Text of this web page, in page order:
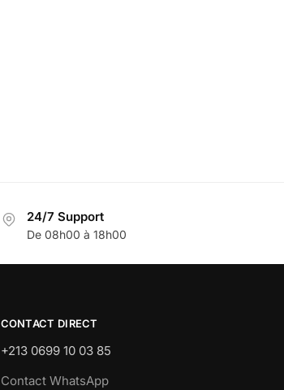
24/7 Support
De 08h00 à 18h00
CONTACT DIRECT
+213 0699 10 03 85
Contact WhatsApp